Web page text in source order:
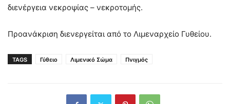
διενέργεια νεκροψίας – νεκροτομής.
Προανάκριση διενεργείται από το Λιμεναρχείο Γυθείου.
TAGS Γύθειο Λιμενικό Σώμα Πνιγμός